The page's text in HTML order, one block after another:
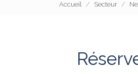
Accueil Secteur